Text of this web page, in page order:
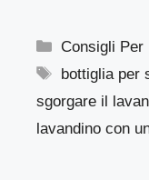
Categorie
Consigli Per
Tag
bottiglia per
sgorgare il
lavandino con